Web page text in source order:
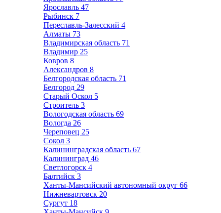
Ярославль 47
Рыбинск 7
Переславль-Залесский 4
Алматы 73
Владимирская область 71
Владимир 25
Ковров 8
Александров 8
Белгородская область 71
Белгород 29
Старый Оскол 5
Строитель 3
Вологодская область 69
Вологда 26
Череповец 25
Сокол 3
Калининградская область 67
Калининград 46
Светлогорск 4
Балтийск 3
Ханты-Мансийский автономный округ 66
Нижневартовск 20
Сургут 18